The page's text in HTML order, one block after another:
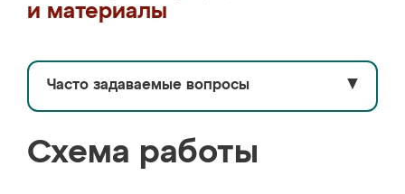
и материалы
Часто задаваемые вопросы ▼
Схема работы